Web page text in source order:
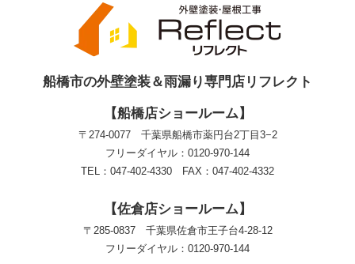
船橋市の外壁塗装＆雨漏り専門店リフレクト
【船橋店ショールーム】
〒274-0077 千葉県船橋市薬円台2丁目3−2
フリーダイヤル：0120-970-144
TEL：047-402-4330 FAX：047-402-4332
【佐倉店ショールーム】
〒285-0837 千葉県佐倉市王子台4-28-12
フリーダイヤル：0120-970-144